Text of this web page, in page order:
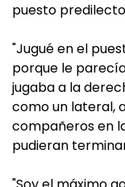
puesto
"Jugué en el
porque le
jugaba a la
como un lateral,
compañeros en
pudieran